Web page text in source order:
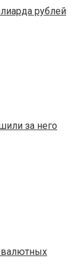
рублей
за него
валютных